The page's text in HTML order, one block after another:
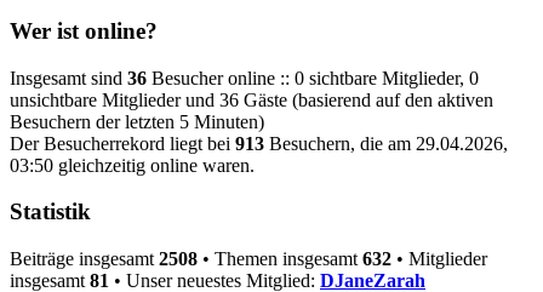
Wer ist online?
Insgesamt sind 36 Besucher online :: 0 sichtbare Mitglieder, 0
unsichtbare Mitglieder und 36 Gäste (basierend auf den aktiven
Besuchern der letzten 5 Minuten)
Der Besucherrekord liegt bei 913 Besuchern, die am 29.04.2026,
03:50 gleichzeitig online waren.
Statistik
Beiträge insgesamt 2508 • Themen insgesamt 632 • Mitglieder
insgesamt 81 • Unser neuestes Mitglied: DJaneZarah